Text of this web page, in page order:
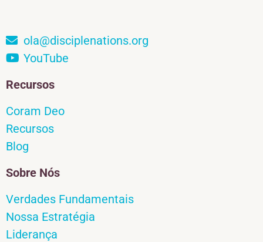
ola@disciplenations.org
YouTube
Recursos
Coram Deo
Recursos
Blog
Sobre Nós
Verdades Fundamentais
Nossa Estratégia
Liderança